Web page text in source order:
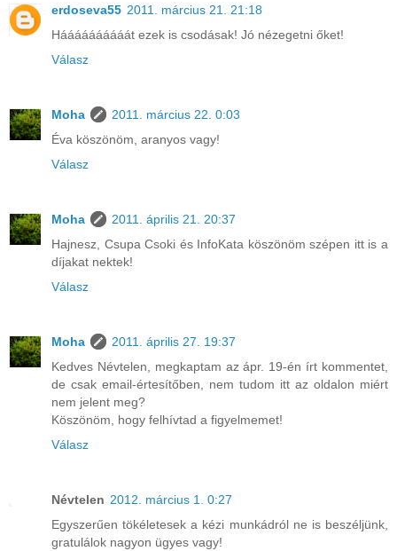
erdoseva55 2011. március 21. 21:18
Háááááááááát ezek is csodásak! Jó nézegetni őket!
Válasz
Moha
2011. március 22. 0:03
Éva köszönöm, aranyos vagy!
Válasz
Moha
2011. április 21. 20:37
Hajnesz, Csupa Csoki és InfoKata köszönöm szépen itt is a
díjakat nektek!
Válasz
Moha
2011. április 27. 19:37
Kedves Névtelen, megkaptam az ápr. 19-én írt kommentet,
de csak email-értesítőben, nem tudom itt az oldalon miért
nem jelent meg?
Köszönöm, hogy felhívtad a figyelmemet!
Válasz
Névtelen 2012. március 1. 0:27
Egyszerűen tökéletesek a kézi munkádról ne is beszéljünk,
gratulálok nagyon ügyes vagy!